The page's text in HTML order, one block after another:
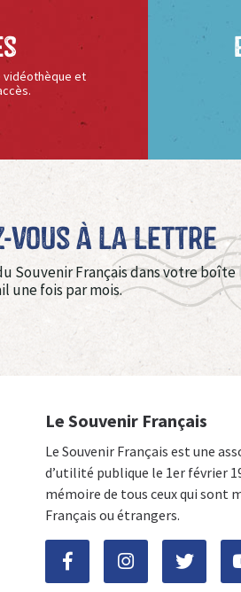
vidéothèque et
vous à La Lettre
Souvenir Français dans votre boîte
une fois par mois.
Le Souvenir Français
Le Souvenir Français est une
d’utilité publique le 1er février
mémoire de tous ceux qui sont
Français ou étrangers.